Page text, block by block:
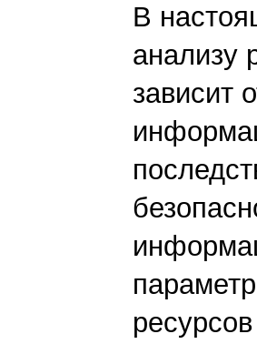
В
анализу
зависит